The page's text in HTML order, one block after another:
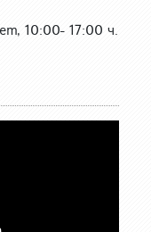
10:00- 17:00 ч.